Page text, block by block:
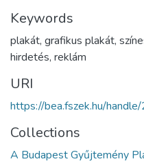
Keywords
plakát, grafikus plakát,
hirdetés, reklám
URI
https://bea.fszek.hu/
Collections
A Budapest Gyűjtemény